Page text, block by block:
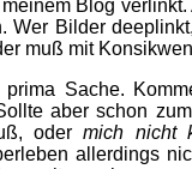
Blog
Wer Bilder
muß mit
Sache.
aber schon
odermich nicht
allerdings